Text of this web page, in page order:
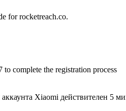
for rocketreach.co.
complete the registration process
Xiaomi дейcтвителен 5